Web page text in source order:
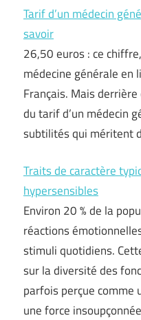
Tarif d’un médecin
savoir
26,50 euros : ce
médecine générale en
Français. Mais
du tarif d’un médecin
subtilités qui méritent
Traits de caractère
hypersensibles
Environ 20 % de la
réactions
stimuli quotidiens.
sur la diversité des
parfois perçue comme
une force